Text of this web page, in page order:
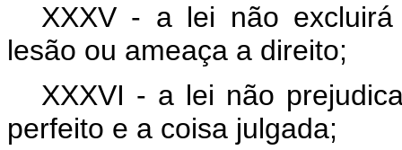
XXXV - a lei não
lesão ou ameaça a direito;
XXXVI - a lei não
perfeito e a coisa julgada;